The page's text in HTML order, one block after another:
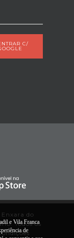
C/
do
Todos os
e Vila Franca
de